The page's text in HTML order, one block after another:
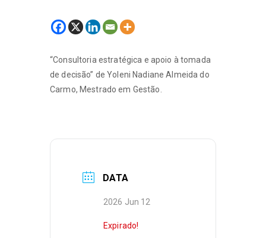
“Consultoria estratégica e apoio à tomada
de decisão” de Yoleni Nadiane Almeida do
Carmo, Mestrado em Gestão.
DATA
2026 Jun 12
Expirado!